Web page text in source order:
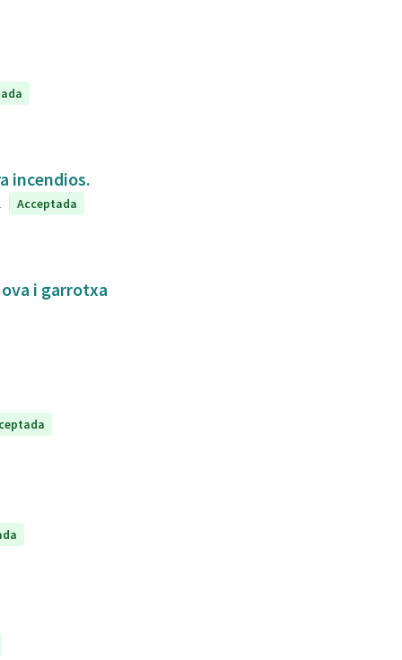
incendios.
Acceptada
i garrotxa